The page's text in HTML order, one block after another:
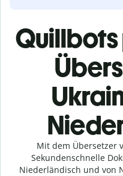
Mit dem Übersetzer
Sekundenschnelle
Niederländisch und von